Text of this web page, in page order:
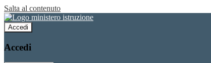
Salta al contenuto
Accedi
Accedi